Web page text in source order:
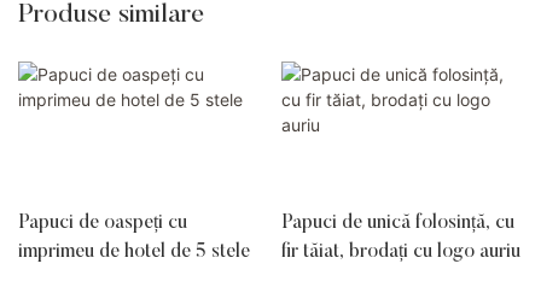
Produse similare
Papuci de oaspeți cu
imprimeu de hotel de 5 stele
Papuci de unică folosință, cu
fir tăiat, brodați cu logo auriu